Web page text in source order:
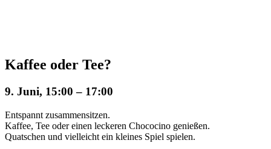
Kaffee oder Tee?
9. Juni, 15:00 – 17:00
Entspannt zusammensitzen.
Kaffee, Tee oder einen leckeren Chococino genießen.
Quatschen und vielleicht ein kleines Spiel spielen.